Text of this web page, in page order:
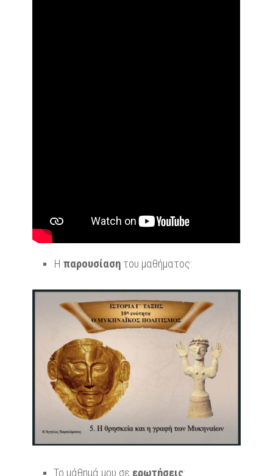
Ηπαρουσίαση του μαθήματος:
Το μάθημά μου σε ερωτήσεις: